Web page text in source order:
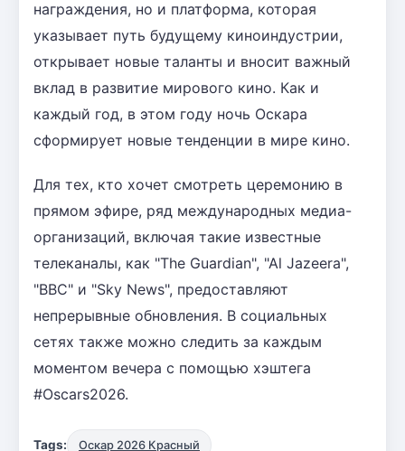
награждения, но и платформа, которая
указывает путь будущему киноиндустрии,
открывает новые таланты и вносит важный
вклад в развитие мирового кино. Как и
каждый год, в этом году ночь Оскара
сформирует новые тенденции в мире кино.
Для тех, кто хочет смотреть церемонию в
прямом эфире, ряд международных медиа-
организаций, включая такие известные
телеканалы, как "The Guardian", "Al Jazeera",
"BBC" и "Sky News", предоставляют
непрерывные обновления. В социальных
сетях также можно следить за каждым
моментом вечера с помощью хэштега
#Oscars2026.
Tags: Оскар 2026 Красный